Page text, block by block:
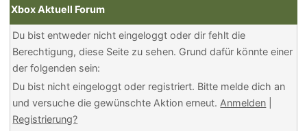
Xbox Aktuell Forum
Du bist entweder nicht eingeloggt oder dir fehlt die
Berechtigung, diese Seite zu sehen. Grund dafür könnte einer
der folgenden sein:
Du bist nicht eingeloggt oder registriert. Bitte melde dich an
und versuche die gewünschte Aktion erneut. Anmelden
Registrierung?